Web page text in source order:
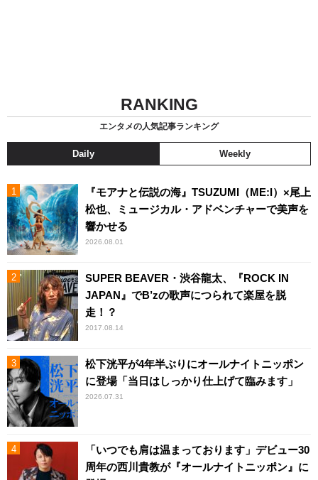
RANKING
エンタメの人気記事ランキング
Daily Weekly
『モアナと伝説の海』TSUZUMI（ME:I）×尾上
松也、ミュージカル・アドベンチャーで美声を
響かせる
2026.08.01
SUPER BEAVER・渋谷龍太、『ROCK IN
JAPAN』でB’zの歌声につられて楽屋を脱
走！？
2017.08.14
松下洸平が4年半ぶりにオールナイトニッポン
に登場「当日はしっかり仕上げて臨みます」
2026.07.31
「いつでも肩は温まっております」デビュー30
周年の西川貴教が『オールナイトニッポン』に